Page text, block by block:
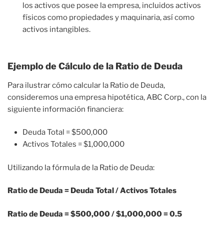
los activos que posee la empresa, incluidos activos
físicos como propiedades y maquinaria, así como
activos intangibles.
Ejemplo de Cálculo de la Ratio de Deuda
Para ilustrar cómo calcular la Ratio de Deuda,
consideremos una empresa hipotética, ABC Corp., con la
siguiente información financiera:
Deuda Total = $500,000
Activos Totales = $1,000,000
Utilizando la fórmula de la Ratio de Deuda:
Ratio de Deuda = Deuda Total / Activos Totales
Ratio de Deuda = $500,000 / $1,000,000 = 0.5